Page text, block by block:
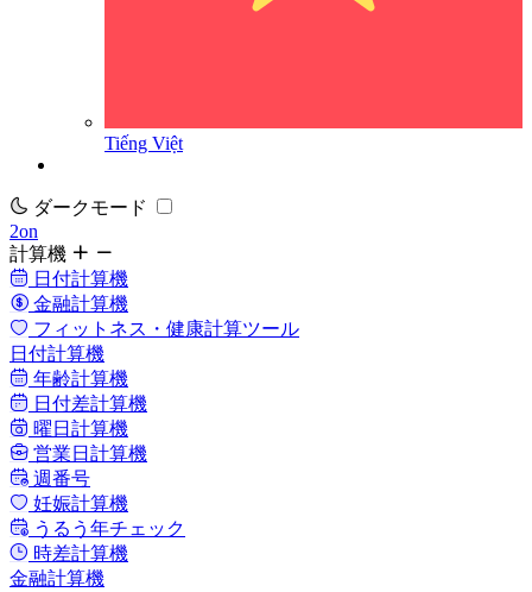
Tiếng Việt
ダークモード
2on
計算機
日付計算機
金融計算機
フィットネス・健康計算ツール
日付計算機
年齢計算機
日付差計算機
曜日計算機
営業日計算機
週番号
妊娠計算機
うるう年チェック
時差計算機
金融計算機